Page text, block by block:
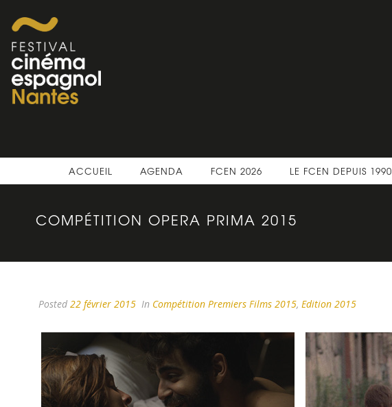
ACCUEIL AGENDA FCEN 2026 LE FCEN DEPUIS 1990
COMPÉTITION OPERA PRIMA 2015
Posted 22 février 2015 In Compétition Premiers Films 2015, Edition 2015